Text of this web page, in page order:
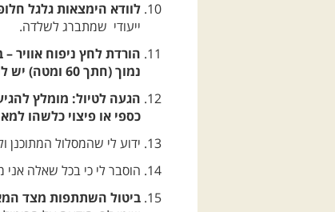
לוודא הימצאות גלגל
ייעודי שמתברג לשלדה.
הורדת לחץ ניפוח אוויר
נמוך (חתך 60 ומטה) יש לנפח לפני הטיול ל-40 psi.
כספי או פיצוי כלשהו
ידוע לי שהמסלול
הוסבר לי כי בכל שאלה אני
ביטול השתתפות מצד